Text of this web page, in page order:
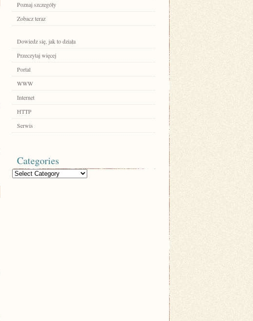
Poznaj szczegóły
Zobacz teraz
Dowiedz się, jak to działa
Przeczytaj więcej
Portal
WWW
Internet
HTTP
Serwis
Categories
Categories